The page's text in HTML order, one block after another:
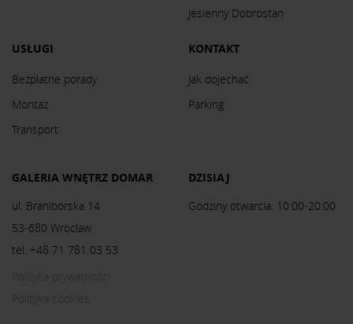
Jesienny Dobrostan
USŁUGI
Bezpłatne porady
Montaż
Transport
KONTAKT
Jak dojechać
Parking
GALERIA WNĘTRZ DOMAR
ul. Braniborska 14
53-680 Wrocław
tel. +48 71 781 03 53
DZISIAJ
Godziny otwarcia: 10:00-20:00